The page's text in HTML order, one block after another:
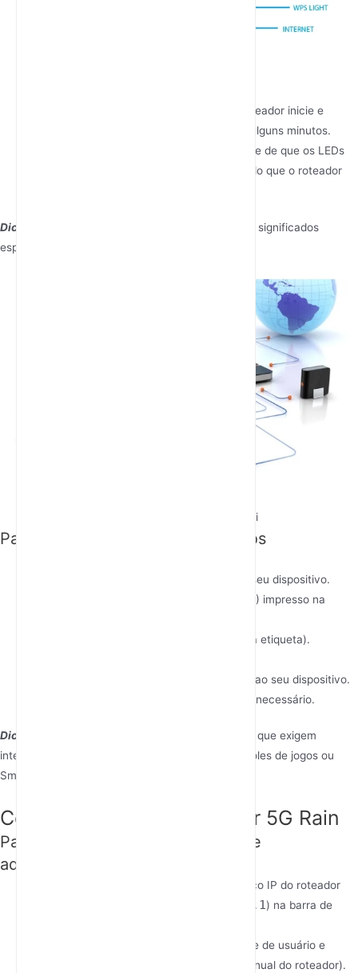
: Permita que o roteador inicie e
estabeleça uma conexão. Isso pode levar alguns minutos.
: Certifique-se de que os LEDs
de energia e sinal estejam acesos, indicando que o roteador
Dica
: Consulte o manual do usuário para obter os significados
específicos dos indicadores LED.
Conecte Dispositivos Via Wi-Fi
Passo 5: Ligue os seus dispositivos
Procure por redes Wi-Fi disponíveis no seu dispositivo.
Selecione o nome de rede padrão (SSID) impresso na
Digite a senha Wi-Fi padrão (também na etiqueta).
Conecte um cabo Ethernet do roteador ao seu dispositivo.
Configure as configurações de rede, se necessário.
Dica
: Use uma conexão com fio para dispositivos que exigem
internet estável e de alta velocidade, como consoles de jogos ou
Smart TVs.
Configuração do seu router 5G Rain
Passo 1: Inicie sessão no painel de
administração
: Digite o endereço IP do roteador
192.168.0.1) na barra de
: Use o nome de usuário e
senha padrão (consulte a etiqueta ou o manual do roteador).